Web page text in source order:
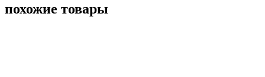
похожие товары